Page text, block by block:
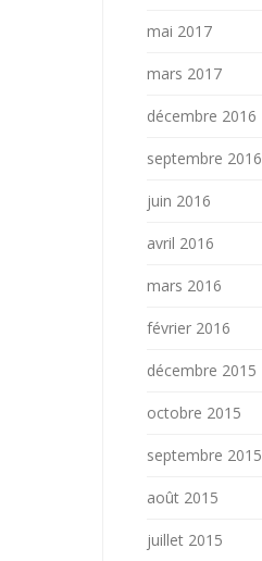
mai 2017
mars 2017
décembre 2016
septembre 2016
juin 2016
avril 2016
mars 2016
février 2016
décembre 2015
octobre 2015
septembre 2015
août 2015
juillet 2015